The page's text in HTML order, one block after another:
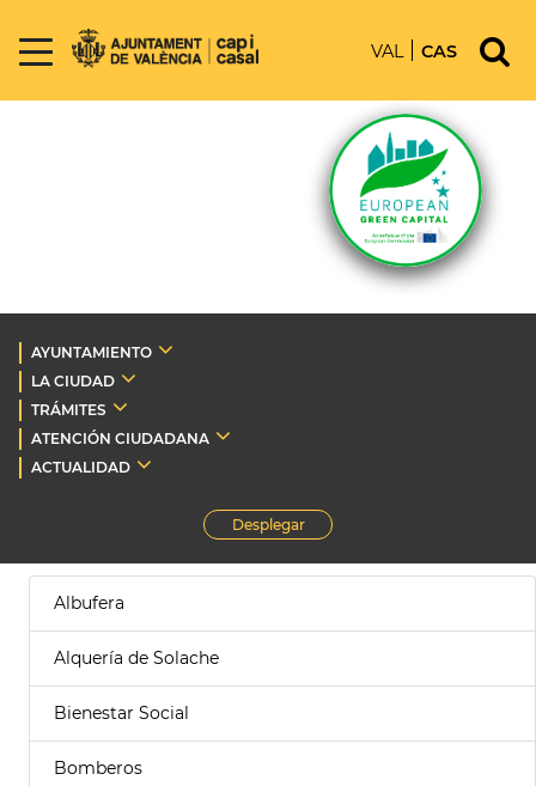
VAL CAS
AYUNTAMIENTO
LA CIUDAD
TRÁMITES
ATENCIÓN CIUDADANA
ACTUALIDAD
Desplegar
Albufera
Alquería de Solache
Bienestar Social
Bomberos